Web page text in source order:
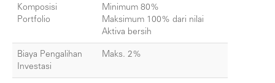
Komposisi
Portfolio
Minimum 80%
Maksimum 100% dari nilai
Aktiva bersih
Biaya Pengalihan
Investasi
Maks. 2%